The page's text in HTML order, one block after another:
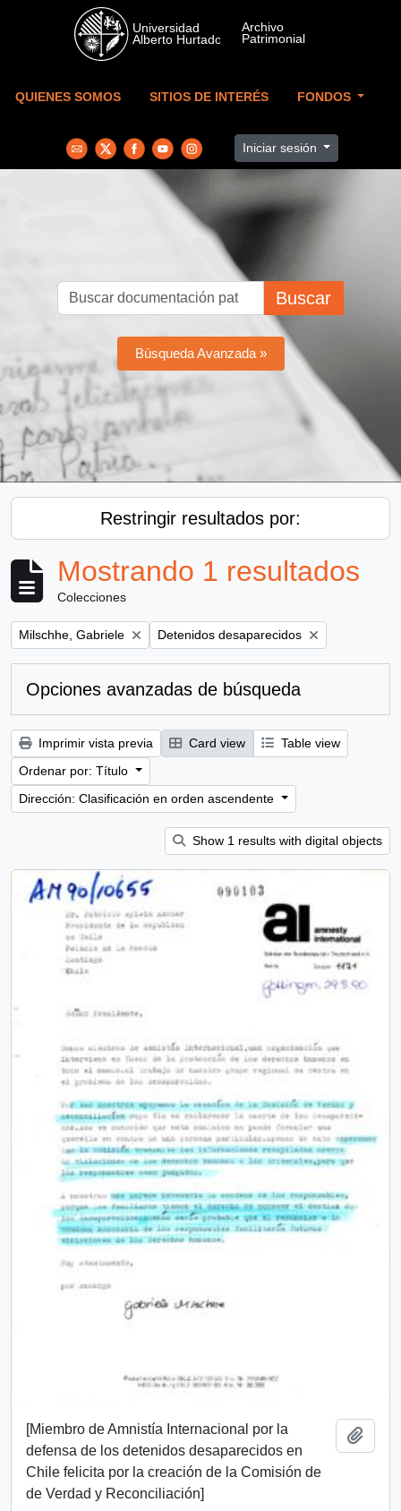
Skip to main content
QUIENES SOMOS SITIOS DE INTERÉS FONDOS
Iniciar sesión
Buscar
Búsqueda Avanzada »
Restringir resultados por:
Mostrando 1 resultados
Colecciones
Remove filter:
Milschhe, Gabriele Remove filter:
Detenidos desaparecidos
Opciones avanzadas de búsqueda
Imprimir vista previa Card view
Table view
Ordenar por: Título
Dirección: Clasificación en orden ascendente
Show 1 results with digital objects
[Miembro de Amnistía Internacional por la
defensa de los detenidos desaparecidos en
Chile felicita por la creación de la Comisión de
de Verdad y Reconciliación]